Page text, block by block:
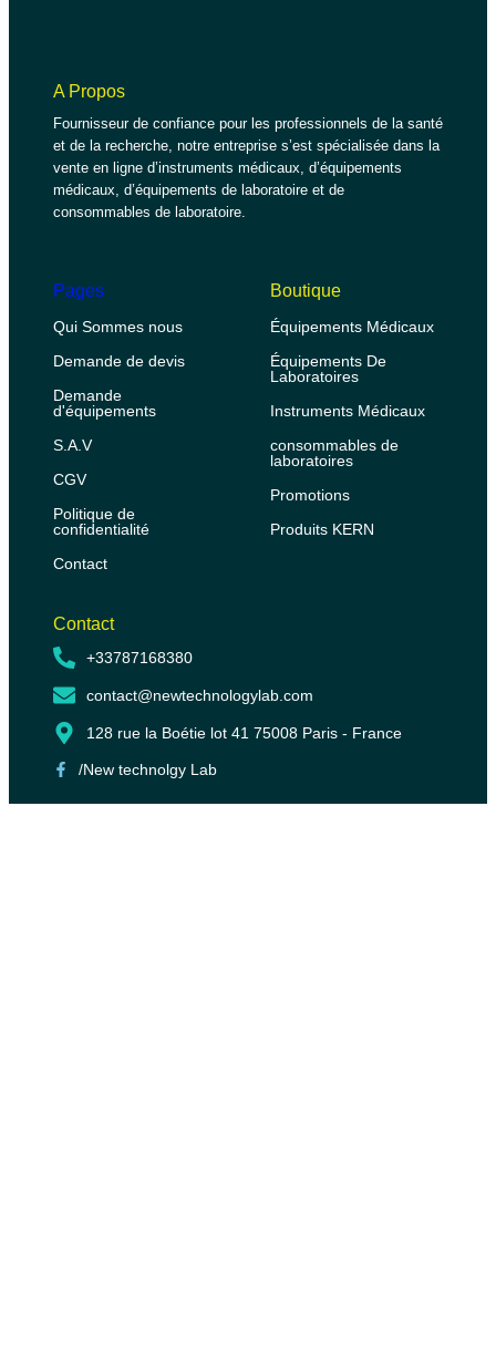
A Propos
Fournisseur de confiance pour les professionnels de la santé
et de la recherche, notre entreprise s’est spécialisée dans la
vente en ligne d’instruments médicaux, d’équipements
médicaux, d’équipements de laboratoire et de
consommables de laboratoire.
Pages
Qui Sommes nous
Demande de devis
Demande
d'équipements
S.A.V
CGV
Politique de
confidentialité
Contact
Boutique
Équipements Médicaux
Équipements De
Laboratoires
Instruments Médicaux
consommables de
laboratoires
Promotions
Produits KERN
Contact
+33787168380
contact@newtechnologylab.com
128 rue la Boétie lot 41 75008 Paris - France
/New technolgy Lab